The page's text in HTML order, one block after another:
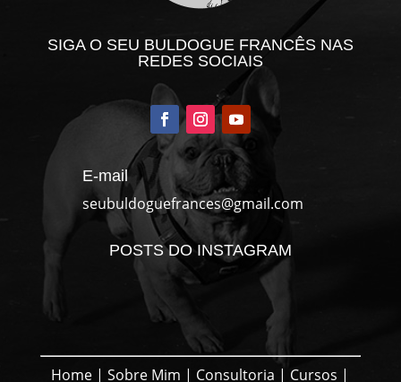
SIGA O SEU BULDOGUE FRANCÊS NAS
REDES SOCIAIS
E-mail
seubuldoguefrances@gmail.com
POSTS DO INSTAGRAM
Home |Sobre Mim | Consultoria | Cursos |